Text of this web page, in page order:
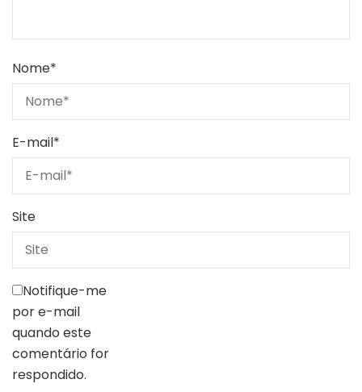
Nome*
E-mail*
Site
Notifique-me
por e-mail
quando este
comentário for
respondido.